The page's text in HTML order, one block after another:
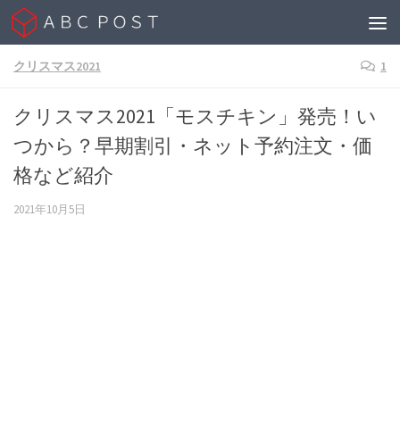
Skip to content
クリスマス2021 1
クリスマス2021「モスチキン」発売！い
つから？早期割引・ネット予約注文・価
格など紹介
2021年10月5日